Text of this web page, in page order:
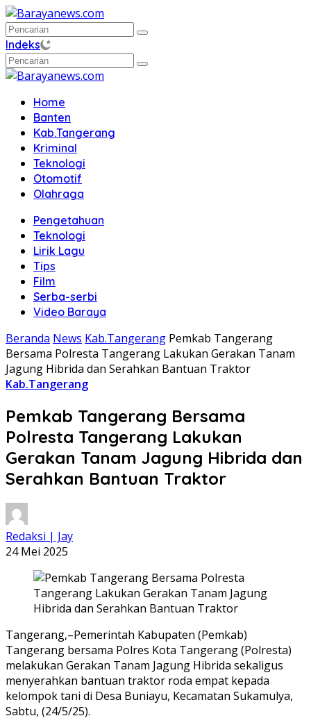
Langsung
ke
konten
Indeks
Home
Banten
Kab.Tangerang
Kriminal
Teknologi
Otomotif
Olahraga
Pengetahuan
Teknologi
Lirik Lagu
Tips
Film
Serba-serbi
Video Baraya
Beranda News Kab.Tangerang Pemkab Tangerang
Bersama Polresta Tangerang Lakukan Gerakan Tanam
Jagung Hibrida dan Serahkan Bantuan Traktor
Kab.Tangerang
Pemkab Tangerang Bersama
Polresta Tangerang Lakukan
Gerakan Tanam Jagung Hibrida dan
Serahkan Bantuan Traktor
Redaksi | Jay
24 Mei 2025
Tangerang,–Pemerintah Kabupaten (Pemkab)
Tangerang bersama Polres Kota Tangerang (Polresta)
melakukan Gerakan Tanam Jagung Hibrida sekaligus
menyerahkan bantuan traktor roda empat kepada
kelompok tani di Desa Buniayu, Kecamatan Sukamulya,
Sabtu, (24/5/25).